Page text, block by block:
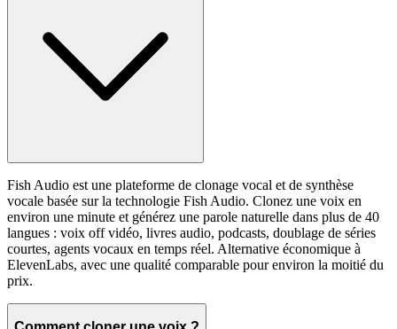
Fish Audio est une plateforme de clonage vocal et de synthèse
vocale basée sur la technologie Fish Audio. Clonez une voix en
environ une minute et générez une parole naturelle dans plus de 40
langues : voix off vidéo, livres audio, podcasts, doublage de séries
courtes, agents vocaux en temps réel. Alternative économique à
ElevenLabs, avec une qualité comparable pour environ la moitié du
prix.